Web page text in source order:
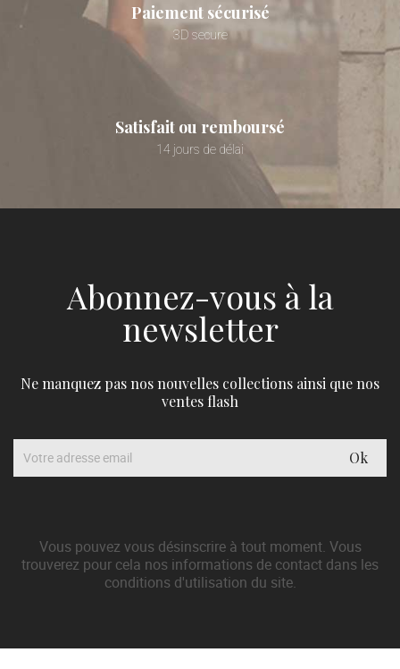
Paiement sécurisé
3D secure
Satisfait ou remboursé
14 jours de délai
Abonnez-vous à la
newsletter
Ne manquez pas nos nouvelles collections ainsi que nos
ventes flash
Vous pouvez vous désinscrire à tout moment. Vous
trouverez pour cela nos informations de contact dans les
conditions d'utilisation du site.